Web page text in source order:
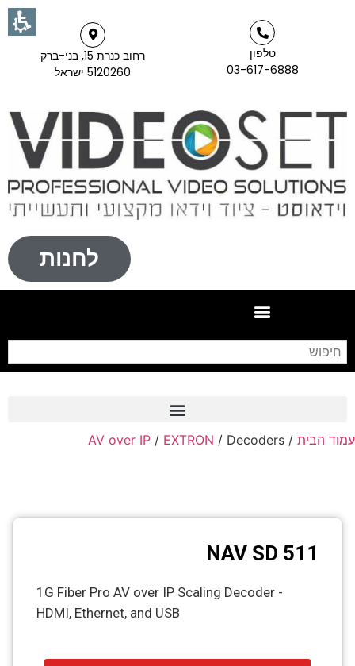
טלפון
03-617-6888
רחוב כנרת 15, בני-ברק
5120260 ישראל
לחנות
Frame Grabber
PTZ Confrence Camera
Professional Video Equipment
עמוד הבית /
AV over IP / EXTRON / Decoders
NAV SD 511
1G Fiber Pro AV over IP Scaling Decoder -
HDMI, Ethernet, and USB